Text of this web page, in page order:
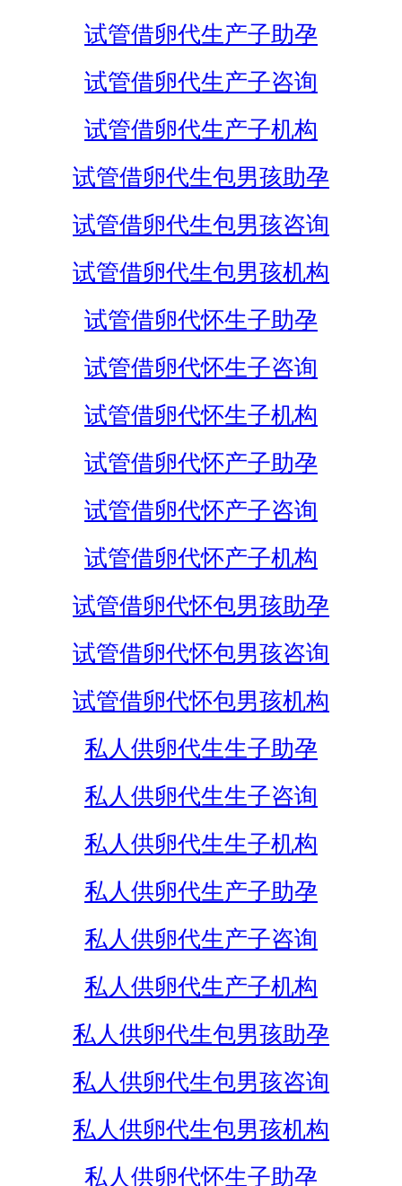
试管借卵代生产子助孕
试管借卵代生产子咨询
试管借卵代生产子机构
试管借卵代生包男孩助孕
试管借卵代生包男孩咨询
试管借卵代生包男孩机构
试管借卵代怀生子助孕
试管借卵代怀生子咨询
试管借卵代怀生子机构
试管借卵代怀产子助孕
试管借卵代怀产子咨询
试管借卵代怀产子机构
试管借卵代怀包男孩助孕
试管借卵代怀包男孩咨询
试管借卵代怀包男孩机构
私人供卵代生生子助孕
私人供卵代生生子咨询
私人供卵代生生子机构
私人供卵代生产子助孕
私人供卵代生产子咨询
私人供卵代生产子机构
私人供卵代生包男孩助孕
私人供卵代生包男孩咨询
私人供卵代生包男孩机构
私人供卵代怀生子助孕